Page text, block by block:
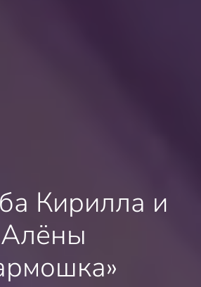
Кирилла и
Алёны